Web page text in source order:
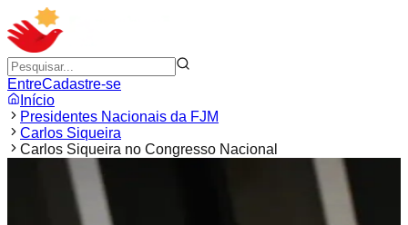
EntreCadastre-se
Início
Presidentes Nacionais da FJM
Carlos Siqueira
Carlos Siqueira no Congresso Nacional